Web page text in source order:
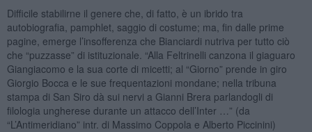
Difficile stabilirne il genere che, di fatto, è un ibrido tra
autobiografia, pamphlet, saggio di costume; ma, fin dalle prime
pagine, emerge l’insofferenza che Bianciardi nutriva per tutto ciò
che “puzzasse” di istituzionale. “Alla Feltrinelli canzona il giaguaro
Giangiacomo e la sua corte di micetti; al “Giorno” prende in giro
Giorgio Bocca e le sue frequentazioni mondane; nella tribuna
stampa di San Siro dà sui nervi a Gianni Brera parlandogli di
filologia ungherese durante un attacco dell’Inter …” (da
“L’Antimeridiano” intr. di Massimo Coppola e Alberto Piccinini)